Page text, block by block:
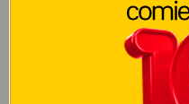
No hay